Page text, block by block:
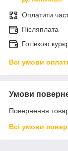
Оплатити
Післяплата
Готівкою
Всі умови
Умови
Повернення
Всі умови